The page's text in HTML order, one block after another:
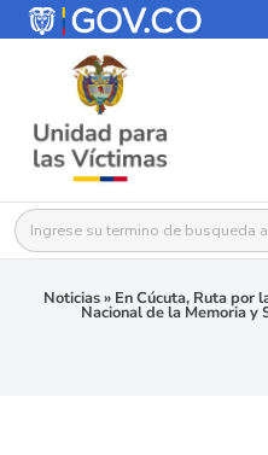
Buscar:
Noticias» En Cúcuta, Ruta por
Nacional de la Memoria y